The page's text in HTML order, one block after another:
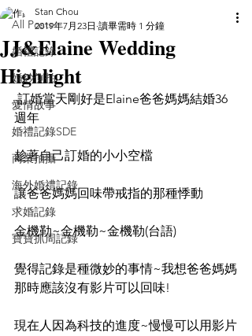
All Posts
婚禮記錄
婚紗側拍
愛情故事
婚禮記錄SDE
商業拍攝
海外婚禮記錄
求婚記錄
寶寶抓周記錄
JJ&Elaine Wedding
Highlight
Stan Chou
2019年7月23日 讀畢需時 1 分鐘
訂婚當天剛好是Elaine爸爸媽媽結婚36
週年
趁著自己訂婚的小小空檔
讓爸爸媽媽回味帶戒指的那種悸動
金機勒~金機勒~金機勒(台語)
覺得記錄是種微妙的事情~我想爸爸媽媽
那時應該沒有影片可以回味!
現在人因為科技的進度~慢慢可以用影片